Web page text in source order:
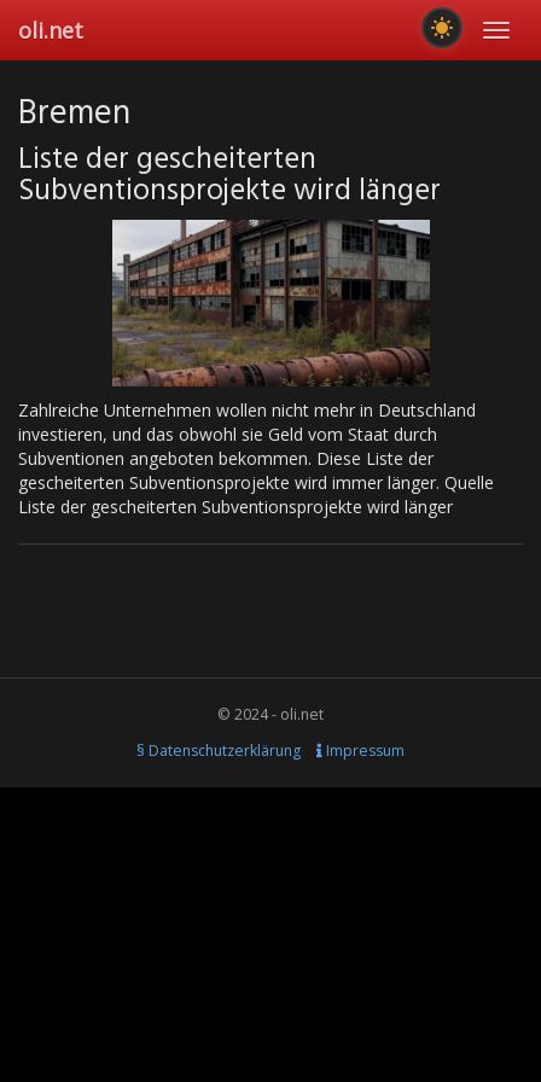
main
oli.net
Bremen
Liste der gescheiterten
Subventionsprojekte wird länger
Zahlreiche Unternehmen wollen nicht mehr in Deutschland
investieren, und das obwohl sie Geld vom Staat durch
Subventionen angeboten bekommen. Diese Liste der
gescheiterten Subventionsprojekte wird immer länger. Quelle
Liste der gescheiterten Subventionsprojekte wird länger
© 2024 - oli.net
§ Datenschutzerklärung
Impressum